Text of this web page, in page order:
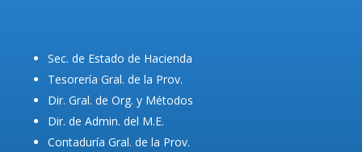
Sec. de Estado de Hacienda
Tesorería Gral. de la Prov.
Dir. Gral. de Org. y Métodos
Dir. de Admin. del M.E.
Contaduría Gral. de la Prov.